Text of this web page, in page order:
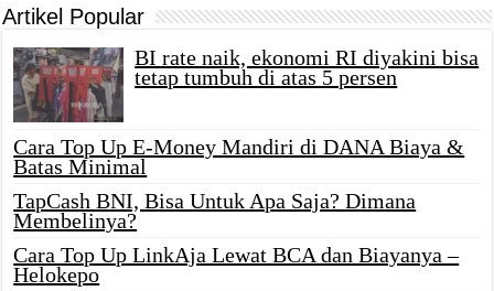
Artikel Popular
BI rate naik, ekonomi RI diyakini bisa
tetap tumbuh di atas 5 persen
Cara Top Up E-Money Mandiri di DANA Biaya &
Batas Minimal
TapCash BNI, Bisa Untuk Apa Saja? Dimana
Membelinya?
Cara Top Up LinkAja Lewat BCA dan Biayanya –
Helokepo